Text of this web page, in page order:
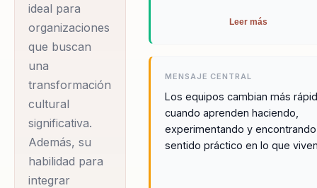
piezas de Lego y
juegos de cartas, los
participantes
desarrollan
cuenta de que están
trabajando. Este
método único no
ideal para
organizaciones
que buscan
una
transformación
cultural
significativa.
Además, su
habilidad para
integrar
Leer más
MENSAJE CENTRAL
Los equipos cambian más
cuando aprenden haciendo,
experimentando y encontrando
sentido práctico en lo que